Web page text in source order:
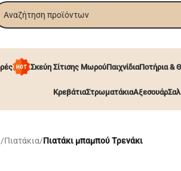
Σκεύη Σίτισης ΜωρούΠαιχνίδιαΠοτήρια &
ΚρεβάτιαΣτρωματάκιαΑξεσουάρ
/Πιατάκια/Πιατάκι μπαμπού Τρενάκι